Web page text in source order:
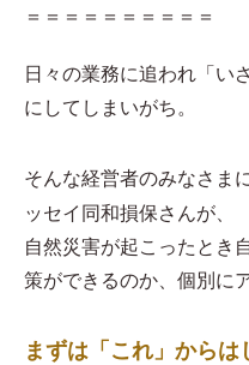
＝＝＝＝＝＝＝＝＝＝
日々の業務に追われ「い
にしてしまいがち。
そんな経営者のみなさま
ッセイ同和損保さんが、
自然災害が起こったとき
策ができるのか、個別に
まずは「これ」からは